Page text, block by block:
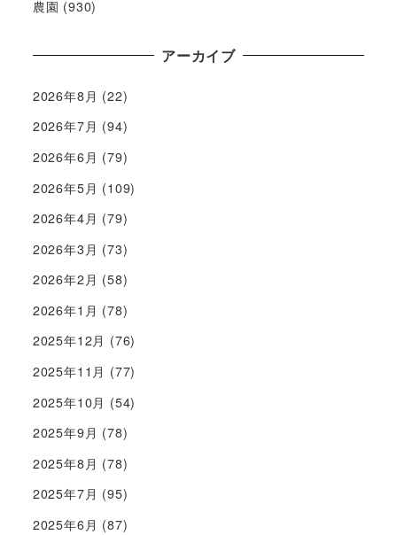
農園 (930)
アーカイブ
2026年8月 (22)
2026年7月 (94)
2026年6月 (79)
2026年5月 (109)
2026年4月 (79)
2026年3月 (73)
2026年2月 (58)
2026年1月 (78)
2025年12月 (76)
2025年11月 (77)
2025年10月 (54)
2025年9月 (78)
2025年8月 (78)
2025年7月 (95)
2025年6月 (87)